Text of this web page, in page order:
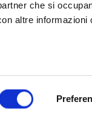
che si
altre
5, 47921 – Rimini (RN)